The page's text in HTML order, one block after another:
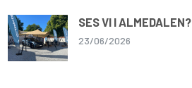
SES VI I ALMEDALEN?
23/06/2026